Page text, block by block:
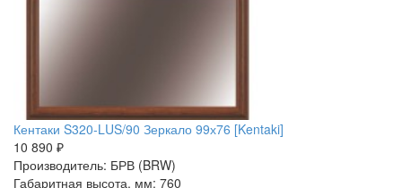
Кентаки S320-LUS/90 Зеркало 99х76 [Kentaki]
10 890 ₽
Производитель: БРВ (BRW)
Габаритная высота, мм: 760